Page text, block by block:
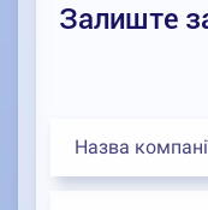
Залиште